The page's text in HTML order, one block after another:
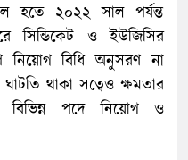
হতে ২০২২ সাল পর্যন্ত
সিন্ডিকেট ও ইউজিসির
বিধি অনুসরণ না
থাকা সত্বেও ক্ষমতার
বিভিন্ন পদে নিয়োগ ও